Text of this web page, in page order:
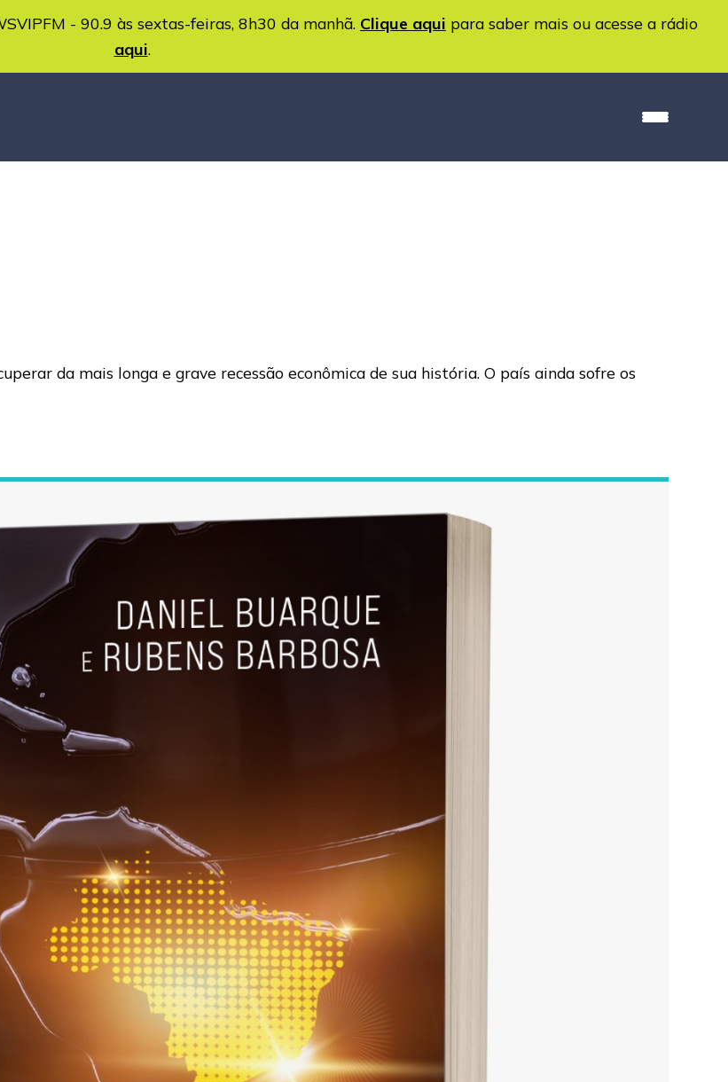
- 90.9 às sextas-feiras, 8h30 da manhã. Clique aqui para saber mais ou acesse a rádio
aqui.
da mais longa e grave recessão econômica de sua história. O país ainda sofre os